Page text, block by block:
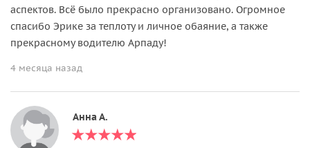
аспектов. Всё было прекрасно организовано. Огромное
спасибо Эрике за теплоту и личное обаяние, а также
прекрасному водителю Арпаду!
4 месяца назад
Анна А.